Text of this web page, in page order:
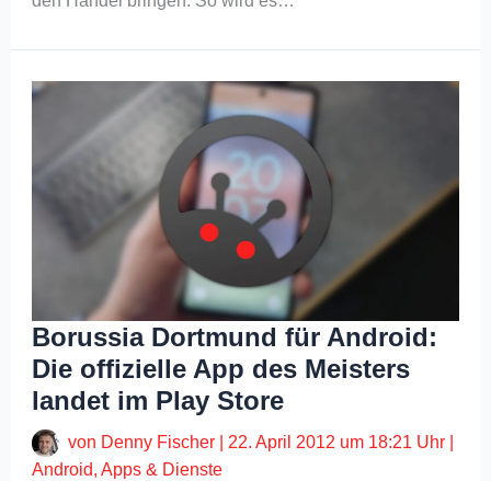
Borussia Dortmund für Android:
Die offizielle App des Meisters
landet im Play Store
von Denny Fischer 22. April 2012 um 18:21 Uhr
Android,Apps & Dienste